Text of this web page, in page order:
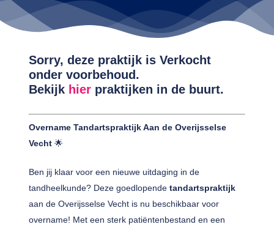
Sorry, deze praktijk is Verkocht
onder voorbehoud.
Bekijk hier praktijken in de buurt.
Overname Tandartspraktijk Aan de Overijsselse
Vecht🌟
Ben jij klaar voor een nieuwe uitdaging in de
tandheelkunde? Deze goedlopende tandartspraktijk
aan de Overijsselse Vecht is nu beschikbaar voor
overname! Met een sterk patiëntenbestand en een